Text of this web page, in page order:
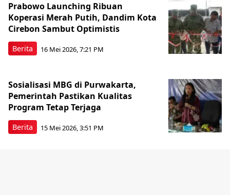
Berita
Prabowo Launching Ribuan
Koperasi Merah Putih, Dandim Kota
Cirebon Sambut Optimistis
16 Mei 2026, 7:21 PM
Berita
Sosialisasi MBG di Purwakarta,
Pemerintah Pastikan Kualitas
Program Tetap Terjaga
15 Mei 2026, 3:51 PM